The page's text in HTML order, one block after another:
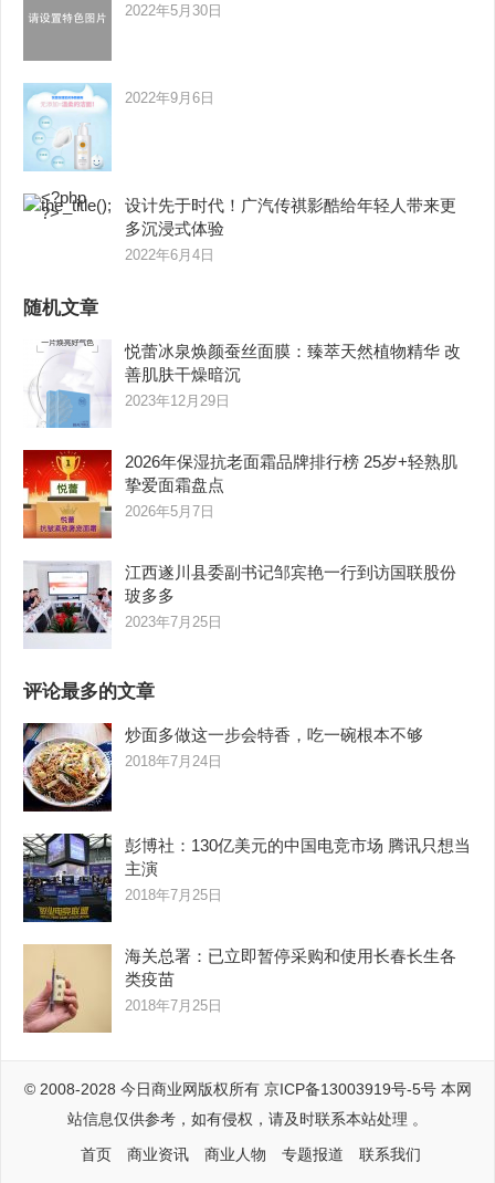
2022年5月30日
2022年9月6日
设计先于时代！广汽传祺影酷给年轻人带来更
多沉浸式体验
2022年6月4日
随机文章
悦蕾冰泉焕颜蚕丝面膜：臻萃天然植物精华 改
善肌肤干燥暗沉
2023年12月29日
2026年保湿抗老面霜品牌排行榜 25岁+轻熟肌
挚爱面霜盘点
2026年5月7日
江西遂川县委副书记邹宾艳一行到访国联股份
玻多多
2023年7月25日
评论最多的文章
炒面多做这一步会特香，吃一碗根本不够
2018年7月24日
彭博社：130亿美元的中国电竞市场 腾讯只想当
主演
2018年7月25日
海关总署：已立即暂停采购和使用长春长生各
类疫苗
2018年7月25日
© 2008-2028 今日商业网版权所有 京ICP备13003919号-5号本网
站信息仅供参考，如有侵权，请及时联系本站处理 。
首页
商业资讯 商业人物 专题报道 联系我们